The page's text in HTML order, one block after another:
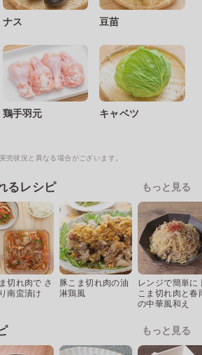
ナス 豆苗
鶏手羽元 キャベツ
売状況と異なる場合がございます。
るレシピ もっと見る
切れ肉で さ
南蛮漬け
豚こま切れ肉の油
淋鶏風
レンジで簡単に
こま切れ肉と春
の中華風和え
もっと見る